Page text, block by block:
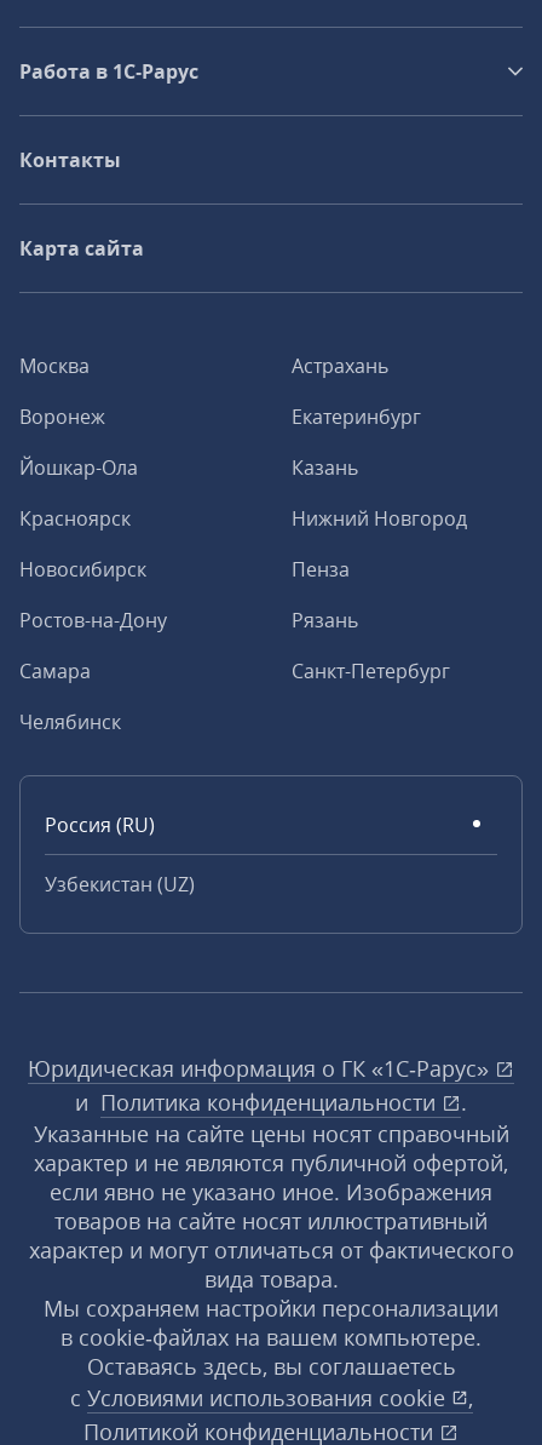
Москва
Астрахань
Воронеж
Екатеринбург
Йошкар-Ола
Казань
Красноярск
Нижний Новгород
Новосибирск
Пенза
Ростов-на-Дону
Рязань
Самара
Санкт-Петербург
Челябинск
Россия (RU)
Узбекистан (UZ)
Работа в 1С‑Рарус
Контакты
Карта сайта
Юридическая информация о ГК «1С‑Рарус»
и Политика конфиденциальности
.
Указанные на сайте цены носят справочный
характер и не являются публичной офертой,
если явно не указано иное. Изображения
товаров на сайте носят иллюстративный
характер и могут отличаться от фактического
вида товара.
Мы сохраняем настройки персонализации
в cookie‑файлах на вашем компьютере.
Оставаясь здесь, вы соглашаетесь
с Условиями использования cookie
,
Политикой конфиденциальности